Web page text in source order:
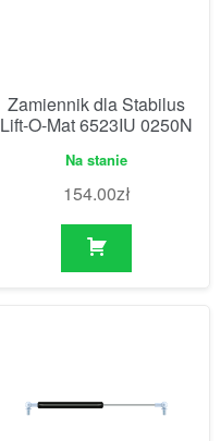
Zamiennik dla Stabilus
Lift-O-Mat 6523IU 0250N
Na stanie
154.00zł